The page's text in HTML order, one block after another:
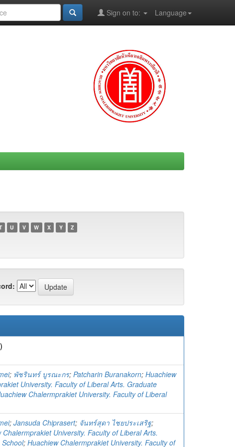
Language
Sign on to:
U V W X Y Z
; พัชรินทร์ บูรณะกร; Patcharin Buranakorn; Huachiew
University. Faculty of Liberal Arts. Graduate
Chalermprakiet University. Faculty of Liberal
; Jansuda Chiprasert; จันทร์สุดา ไชยประเสริฐ;
Chalermprakiet University. Faculty of Liberal Arts.
; Huachiew Chalermprakiet University. Faculty of